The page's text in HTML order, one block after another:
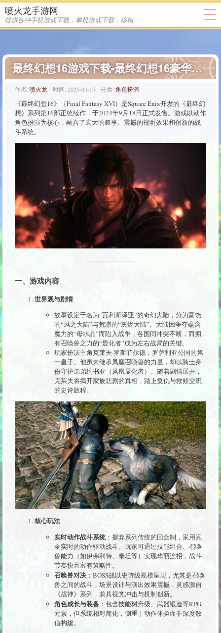
喷火龙手游网
提供各种手机游戏下载，单机游戏下载，移植游戏下载
最终幻想16游戏下载-最终幻想16豪华中文版下载
作者: 喷火龙 时间: 2025-03-15 分类: 角色扮演
《最终幻想16》（Final Fantasy XVI）是Square Enix开发的《最终幻
想》系列第16部正统续作，于2024年9月18日正式发售。游戏以动作
角色扮演为核心，融合了宏大的叙事、震撼的视听效果和创新的战
斗系统。
一、游戏内容
世界观与剧情
故事设定于名为“瓦利斯泽亚”的奇幻大陆，分为富饶
的“风之大陆”与荒凉的“灰烬大陆”。大陆因争夺蕴含
魔力的“母水晶”而陷入战争，各国间冲突不断，而拥
有召唤兽之力的“显化者”成为左右战局的关键。
玩家扮演主角克莱夫·罗斯菲尔德，罗萨利亚公国的第
一皇子。他虽未继承凤凰召唤兽的力量，却以骑士身
份守护弟弟约书亚（凤凰显化者）。随着剧情展开，
克莱夫将揭开家族悲剧的真相，踏上复仇与救赎交织
的史诗旅程。
核心玩法
实时动作战斗系统：摒弃系列传统的回合制，采用完
全实时的动作驱动战斗。玩家可通过技能组合、召唤
兽能力（如伊弗利特、泰坦等）实现华丽连招，战斗
节奏快且富有策略性。
召唤兽对决 ：BOSS战以史诗级规模呈现，尤其是召唤
兽之间的战斗，场景设计与演出效果震撼，灵感源自
《战神》系列，兼具视觉冲击与机制创新。
角色成长与装备 ：包含技能树升级、武器锻造等RPG
元素，但系统相对简化，侧重于动作体验而非深度数
值构建。